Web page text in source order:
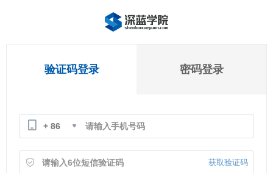
验证码登录 密码登录
+ 86
获取验证码